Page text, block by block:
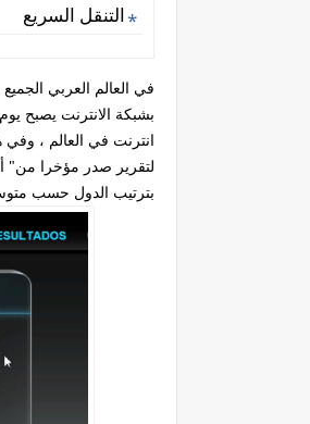
التنقل السريع
في العالم العربي
بشبكة الانترنت يصبح
لتقرير صدر مؤخرا من"
بترتيب الدول حسب